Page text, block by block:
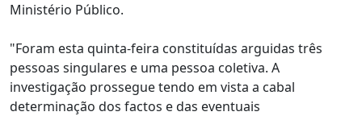
Ministério Público.
"Foram esta quinta-feira constituídas arguidas três
pessoas singulares e uma pessoa coletiva. A
investigação prossegue tendo em vista a cabal
determinação dos factos e das eventuais